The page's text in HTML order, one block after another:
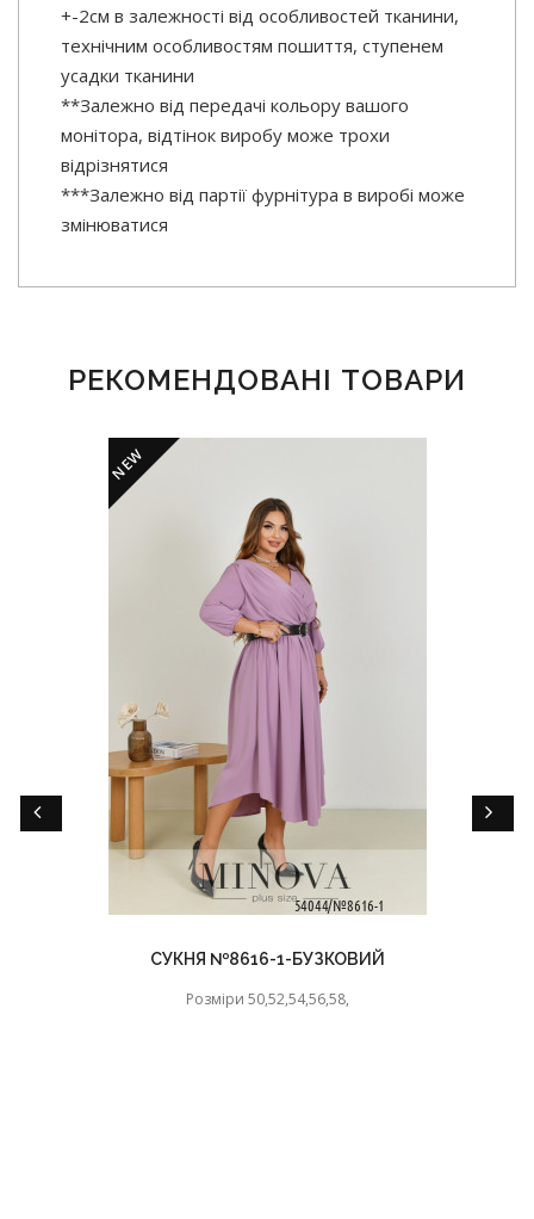
+-2см в залежності від особливостей тканини,
технічним особливостям пошиття, ступенем
усадки тканини
**Залежно від передачі кольору вашого
монітора, відтінок виробу може трохи
відрізнятися
***Залежно від партії фурнітура в виробі може
змінюватися
РЕКОМЕНДОВАНІ ТОВАРИ
NEW
СУКНЯ №8616-1-БУЗКОВИЙ
Розміри 50,52,54,56,58,